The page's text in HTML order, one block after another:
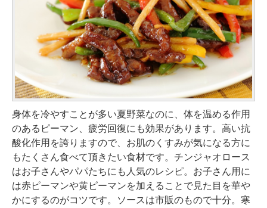
身体を冷やすことが多い夏野菜なのに、体を温める作用
のあるピーマン、疲労回復にも効果があります。高い抗
酸化作用を誇りますので、お肌のくすみが気になる方に
もたくさん食べて頂きたい食材です。チンジャオロース
はお子さんやパパたちにも人気のレシピ。お子さん用に
は赤ピーマンや黄ピーマンを加えることで見た目を華や
かにするのがコツです。ソースは市販のもので十分。寒